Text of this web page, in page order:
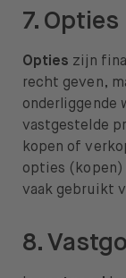
7. Opties
Opties zijn
recht geven,
onderliggende
vastgestelde
kopen of
opties (kopen)
vaak gebruikt
8.